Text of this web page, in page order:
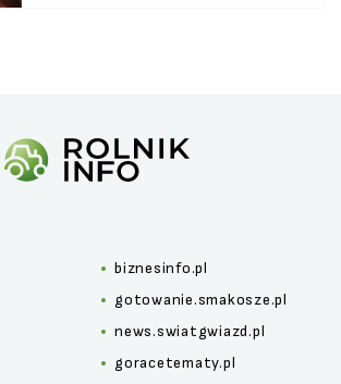
biznesinfo.pl
gotowanie.smakosze.pl
news.swiatgwiazd.pl
goracetematy.pl